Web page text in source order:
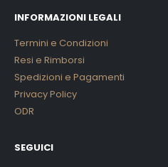
INFORMAZIONI LEGALI
Termini e Condizioni
Resi e Rimborsi
Spedizioni e Pagamenti
Privacy Policy
ODR
SEGUICI